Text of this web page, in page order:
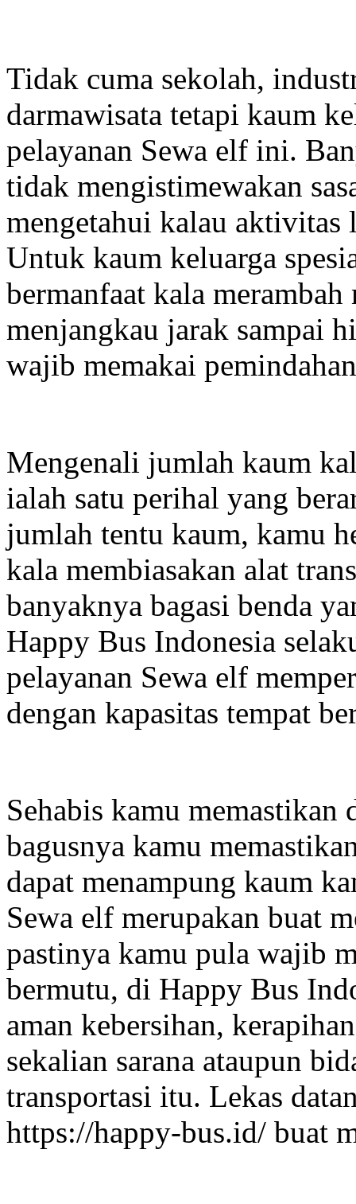
Tidak cuma sekolah,
darmawisata tetapi kaum
pelayanan Sewa elf ini.
tidak mengistimewakan
mengetahui kalau
Untuk kaum keluarga
bermanfaat kala
menjangkau jarak sampai
wajib memakai
Mengenali jumlah kaum
ialah satu perihal yang
jumlah tentu kaum, kamu
kala membiasakan alat
banyaknya bagasi benda
Happy Bus Indonesia
pelayanan Sewa elf
dengan kapasitas tempat
Sehabis kamu memastikan
bagusnya kamu
dapat menampung kaum
Sewa elf merupakan buat
pastinya kamu pula wajib
bermutu, di Happy Bus
aman kebersihan,
sekalian sarana ataupun
transportasi itu. Lekas
https://happy-bus.id/ buat